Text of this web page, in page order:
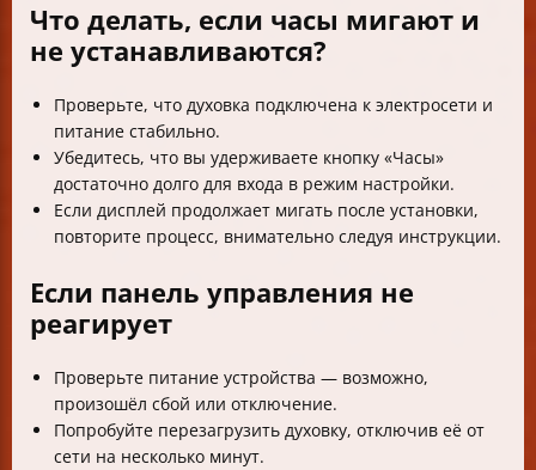
Что делать, если часы мигают и
не устанавливаются?
Проверьте, что духовка подключена к электросети и
питание стабильно.
Убедитесь, что вы удерживаете кнопку «Часы»
достаточно долго для входа в режим настройки.
Если дисплей продолжает мигать после установки,
повторите процесс, внимательно следуя инструкции.
Если панель управления не
реагирует
Проверьте питание устройства — возможно,
произошёл сбой или отключение.
Попробуйте перезагрузить духовку, отключив её от
сети на несколько минут.